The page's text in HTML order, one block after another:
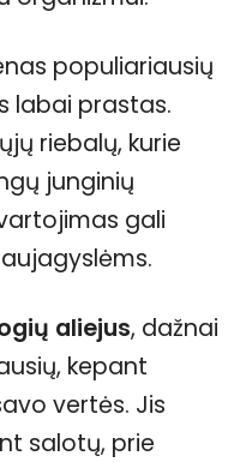
populiariausių
labai prastas.
riebalų, kurie
junginių
gali
aliejus, dažnai
kepant
vertės. Jis
salotų, prie